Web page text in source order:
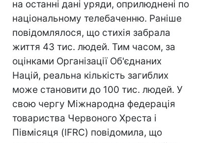
на останні дані уряди, оприлюднені по
національному телебаченню. Раніше
повідомлялося, що стихія забрала
життя 43 тис. людей. Тим часом, за
оцінками Організації Об'єднаних
Націй, реальна кількість загиблих
може становити до 100 тис. людей. У
свою чергу Міжнародна федерація
товариства Червоного Хреста і
Півмісяця (IFRC) повідомила, що